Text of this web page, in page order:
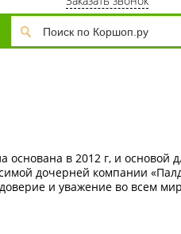
основана в 2012 г, и
дочерней компании
и уважение во всем